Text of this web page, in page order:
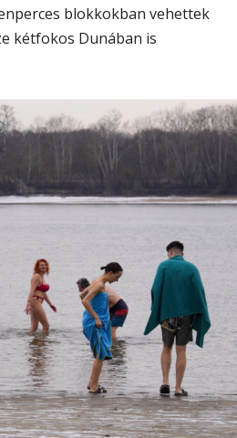
blokkokban vehettek
kétfokos Dunában is